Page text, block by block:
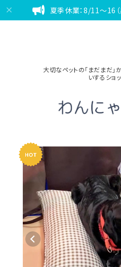
夏季休業：8/11～16
大切なペットの「まだまだ」
いするショ